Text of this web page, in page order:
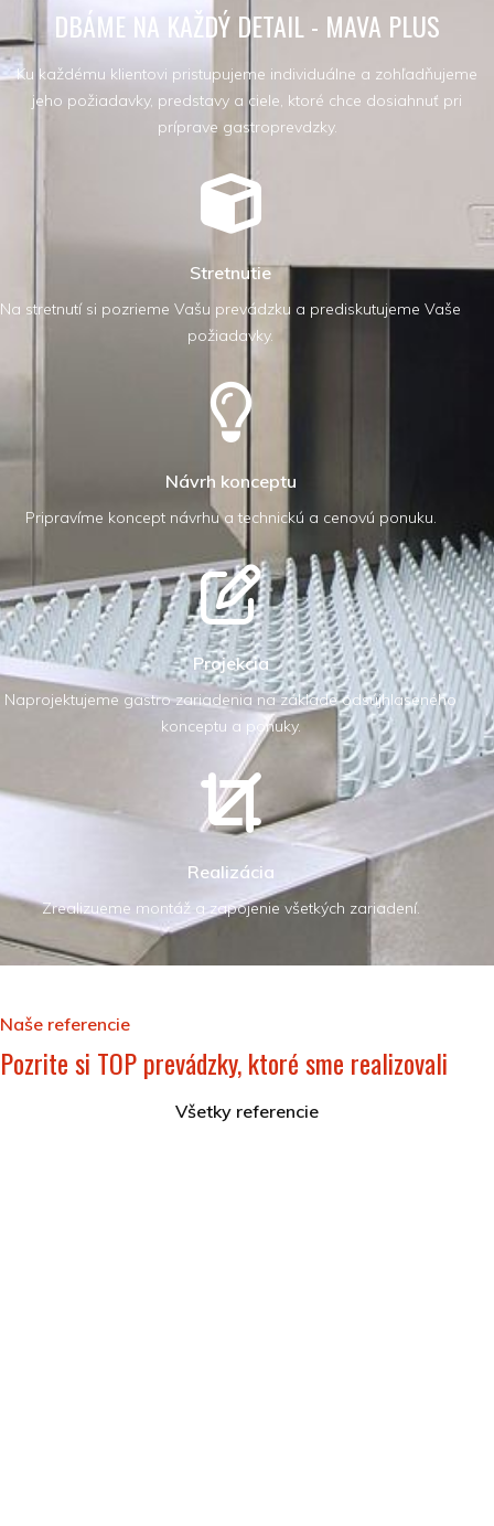
DBÁME NA KAŽDÝ DETAIL - MAVA PLUS
Ku každému klientovi pristupujeme individuálne a zohľadňujeme
jeho požiadavky, predstavy a ciele, ktoré chce dosiahnuť pri
príprave gastroprevdzky.
Stretnutie
Na stretnutí si pozrieme Vašu prevádzku a prediskutujeme Vaše
požiadavky.
Návrh konceptu
Pripravíme koncept návrhu a technickú a cenovú ponuku.
Projekcia
Naprojektujeme gastro zariadenia na základe odsújhlaseného
konceptu a ponuky.
Realizácia
Zrealizueme montáž a zapojenie všetkých zariadení.
Naše referencie
Pozrite si TOP prevádzky, ktoré sme realizovali
Všetky referencie